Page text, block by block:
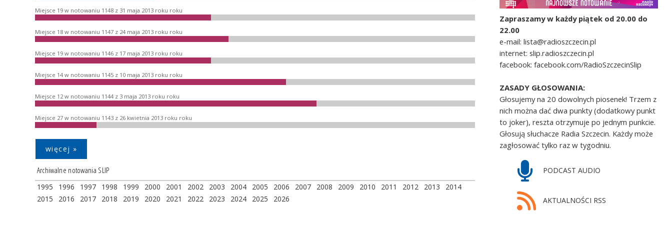
Miejsce 19 w notowaniu 1148 z 31 maja 2013 roku roku
Miejsce 18 w notowaniu 1147 z 24 maja 2013 roku roku
Miejsce 19 w notowaniu 1146 z 17 maja 2013 roku roku
Miejsce 14 w notowaniu 1145 z 10 maja 2013 roku roku
Miejsce 12 w notowaniu 1144 z 3 maja 2013 roku roku
Miejsce 27 w notowaniu 1143 z 26 kwietnia 2013 roku roku
więcej »
Archiwalne notowania SLIP
1995 1996 1997 1998 1999 2000 2001 2002 2003 2004 2005 2006 2007 2008 2009 2010 2011 2012 2013
2014
2015
2016 2017 2018 2019 2020 2021 2022 2023 2024 2025 2026
Zapraszamy w każdy piątek od 20.00 do
22.00
e-mail: lista@radioszczecin.pl
internet: slip.radioszczecin.pl
facebook: facebook.com/RadioSzczecinSlip
ZASADY GŁOSOWANIA:
Głosujemy na 20 dowolnych piosenek! Trzem z
nich można dać dwa punkty (dodatkowy punkt
to joker), reszta otrzymuje po jednym punkcie.
Głosują słuchacze Radia Szczecin. Każdy może
zagłosować tylko raz w tygodniu.
PODCAST AUDIO
AKTUALNOŚCI RSS